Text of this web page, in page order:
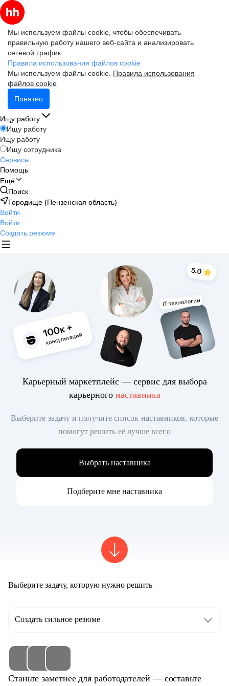
Мы используем файлы cookie, чтобы обеспечивать
правильную работу нашего веб-сайта и анализировать
сетевой трафик.
Правила использования файлов cookie
Мы используем файлы cookie. Правила использования
файлов cookie
Понятно
Ищу работу
Ищу работу
Ищу работу
Ищу сотрудника
Сервисы
Помощь
Ещё
Поиск
Городище (Пензенская область)
Войти
Войти
Создать резюме
Карьерный маркетплейс — сервис для выбора
карьерного наставника
Выберите задачу и получите список наставников, которые
помогут решить её лучше всего
Выбрать наставника
Подберите мне наставника
Выберите задачу, которую нужно решить
Создать сильное резюме
Станьте заметнее для работодателей — составьте